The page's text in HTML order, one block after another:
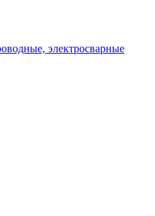
электросварные